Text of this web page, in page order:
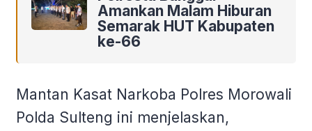
Amankan Malam Hiburan
Semarak HUT Kabupaten
ke-66
Mantan Kasat Narkoba Polres Morowali
Polda Sulteng ini menjelaskan,